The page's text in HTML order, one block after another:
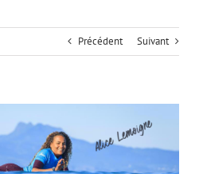
Précédent Suivant